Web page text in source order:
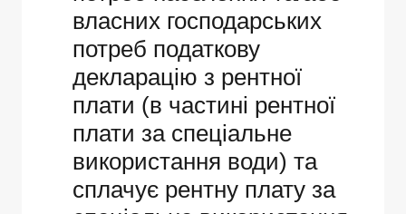
власних господарських
потреб податкову
декларацію з рентної
плати (в частині рентної
плати за спеціальне
використання води) та
сплачує рентну плату за